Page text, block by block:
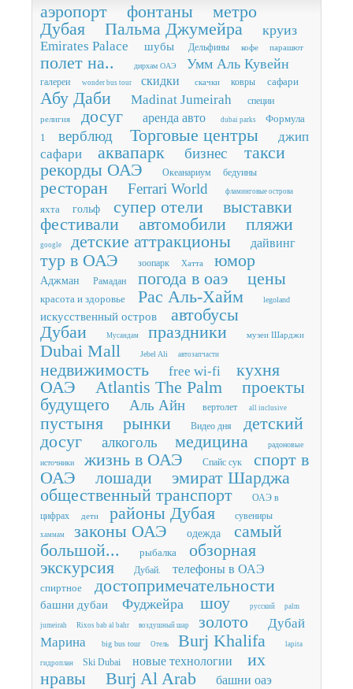
аэропорт фонтаны
метро
Дубая
Пальма Джумейра круиз
Emirates Palace шубы Дельфины кофе парашют
полет на.. дирхам ОАЭ Умм Аль Кувейн
галереи wonder bus tour скидки скачки ковры сафари
Абу Даби Madinat Jumeirah специи
религия досуг аренда авто dubai parks
Формула
1
верблюд Торговые центры
джип
сафари
аквапарк бизнес
такси
рекорды ОАЭ
Океанариум бедуины
ресторан Ferrari World фламинговые острова
яхта гольф супер отели
выставки
фестивали
автомобили пляжи
google детские аттракционы дайвинг
тур в ОАЭ зоопарк Хатта юмор
Аджман Рамадан погода в оаэ цены
красота и здоровье Рас Аль-Хайм legoland
искусственный остров
автобусы
Дубаи
Мусандам праздники музеи Шарджи
Dubai Mall Jebel Ali автозапчасти
недвижимость free wi-fi
кухня
ОАЭ
Atlantis The Palm
проекты
будущего
Аль Айн вертолет all inclusive
пустыня рынки Видео дня
детский
досуг
алкоголь медицина радоновые
источники жизнь в ОАЭ Спайс сук
спорт в
ОАЭ
лошади
эмират Шарджа
общественный транспорт
ОАЭ в
цифрах
дети районы Дубая сувениры
хаммам законы ОАЭ одежда
самый
большой...
рыбалка
обзорная
экскурсия
Дубай. телефоны в ОАЭ
спиртное достопримечательности
башни дубаи Фуджейра шоу русский palm
jumeirah Rixos bab al bahr воздушный шар золото
Дубай
Марина
big bus tour Отель Burj Khalifa lapita
гидроплан Ski Dubai новые технологии
их
нравы
Burj Al Arab башни оаэ